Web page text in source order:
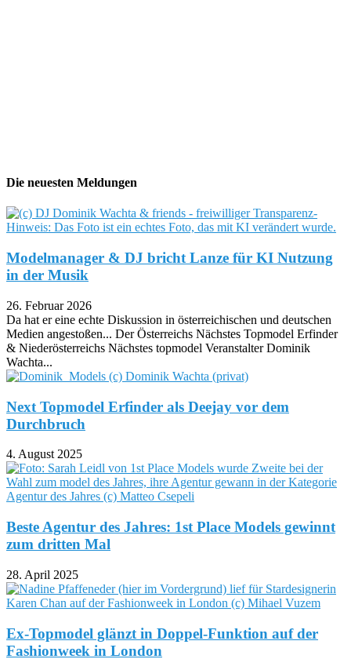
Die neuesten Meldungen
Modelmanager & DJ bricht Lanze für KI Nutzung
in der Musik
26. Februar 2026
Da hat er eine echte Diskussion in österreichischen und deutschen
Medien angestoßen... Der Österreichs Nächstes Topmodel Erfinder
& Niederösterreichs Nächstes topmodel Veranstalter Dominik
Wachta...
Next Topmodel Erfinder als Deejay vor dem
Durchbruch
4. August 2025
Beste Agentur des Jahres: 1st Place Models gewinnt
zum dritten Mal
28. April 2025
Ex-Topmodel glänzt in Doppel-Funktion auf der
Fashionweek in London